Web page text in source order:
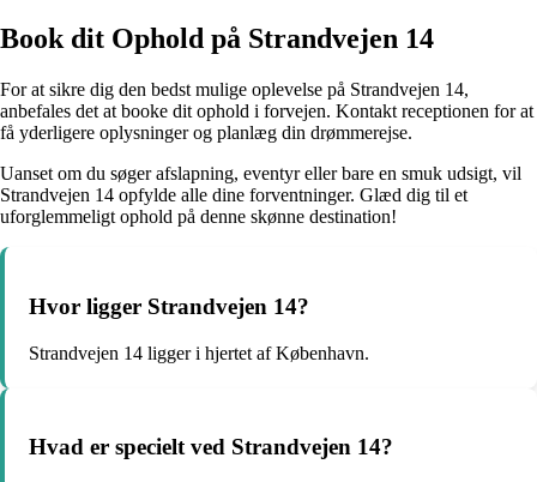
Book dit Ophold på Strandvejen 14
For at sikre dig den bedst mulige oplevelse på Strandvejen 14,
anbefales det at booke dit ophold i forvejen. Kontakt receptionen for at
få yderligere oplysninger og planlæg din drømmerejse.
Uanset om du søger afslapning, eventyr eller bare en smuk udsigt, vil
Strandvejen 14 opfylde alle dine forventninger. Glæd dig til et
uforglemmeligt ophold på denne skønne destination!
Hvor ligger Strandvejen 14?
Strandvejen 14 ligger i hjertet af København.
Hvad er specielt ved Strandvejen 14?